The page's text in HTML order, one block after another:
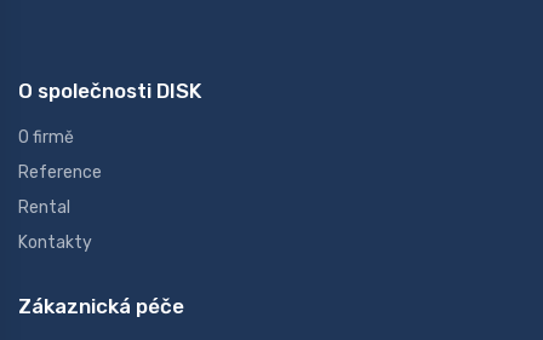
O společnosti DISK
O firmě
Reference
Rental
Kontakty
Zákaznická péče